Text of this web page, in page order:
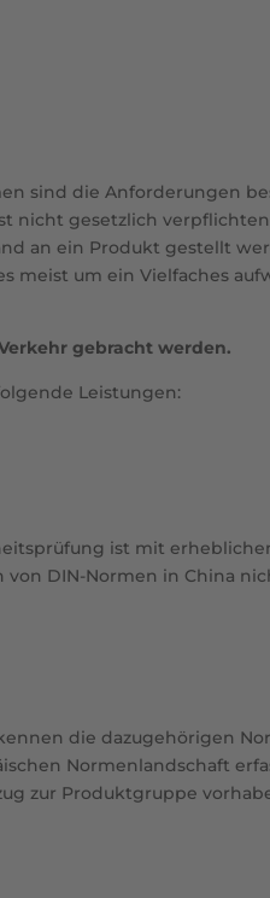
sind die Anforderungen
nicht gesetzlich
an ein Produkt gestellt
meist um ein Vielfaches
gebracht werden.
Leistungen:
ist mit
DIN-Normen in China
die dazugehörigen
Normenlandschaft
zur Produktgruppe